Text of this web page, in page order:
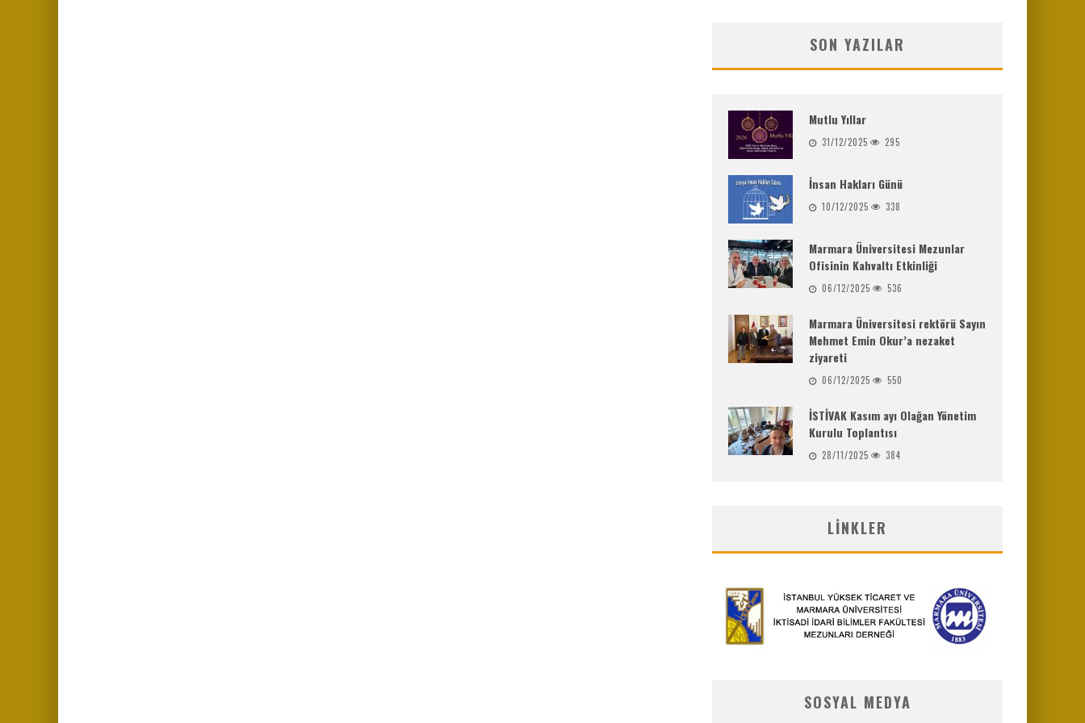
SON YAZILAR
Mutlu Yıllar
31/12/2025 295
İnsan Hakları Günü
10/12/2025 338
Marmara Üniversitesi Mezunlar
Ofisinin Kahvaltı Etkinliği
06/12/2025 536
Marmara Üniversitesi rektörü Sayın
Mehmet Emin Okur’a nezaket
ziyareti
06/12/2025 550
İSTİVAK Kasım ayı Olağan Yönetim
Kurulu Toplantısı
28/11/2025 384
LINKLER
SOSYAL MEDYA